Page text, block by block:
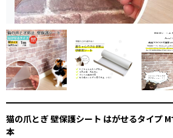
猫の爪とぎ 壁保護シート はがせるタイプ
本